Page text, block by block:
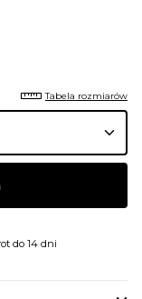
Tabela rozmiarów
do 14 dni